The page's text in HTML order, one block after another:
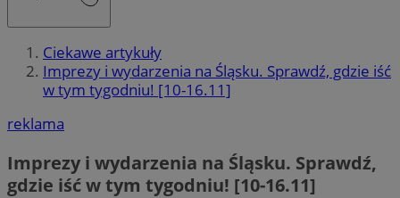
Ciekawe artykuły
Imprezy i wydarzenia na Śląsku. Sprawdź, gdzie iść
w tym tygodniu! [10-16.11]
reklama
Imprezy i wydarzenia na Śląsku. Sprawdź,
gdzie iść w tym tygodniu! [10-16.11]